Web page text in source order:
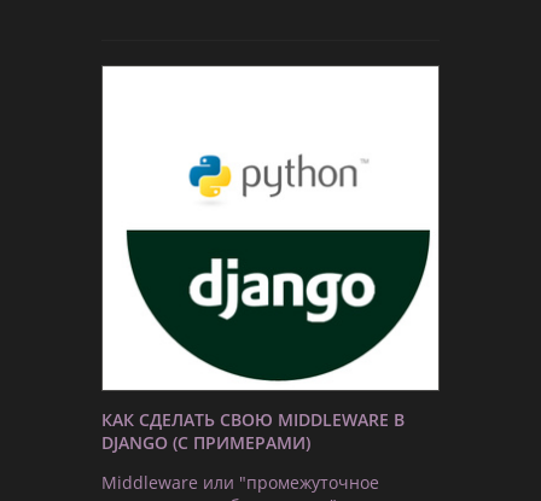
КАК СДЕЛАТЬ СВОЮ MIDDLEWARE В
DJANGO (С ПРИМЕРАМИ)
Middleware или "промежуточное